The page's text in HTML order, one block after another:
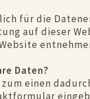
für die
auf dieser
Daten?
einen